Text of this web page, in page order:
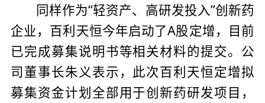
同样作为“轻资产、高研发投入”创新药
企业，百利天恒今年启动了A股定增，目前
已完成募集说明书等相关材料的提交。公
司董事长朱义表示，此次百利天恒定增拟
募集资金计划全部用于创新药研发项目，